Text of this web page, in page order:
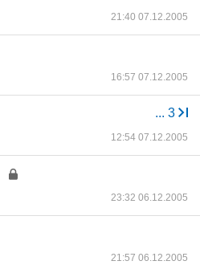
21:40 07.12.2005
16:57 07.12.2005
... 3
12:54 07.12.2005
23:32 06.12.2005
21:57 06.12.2005